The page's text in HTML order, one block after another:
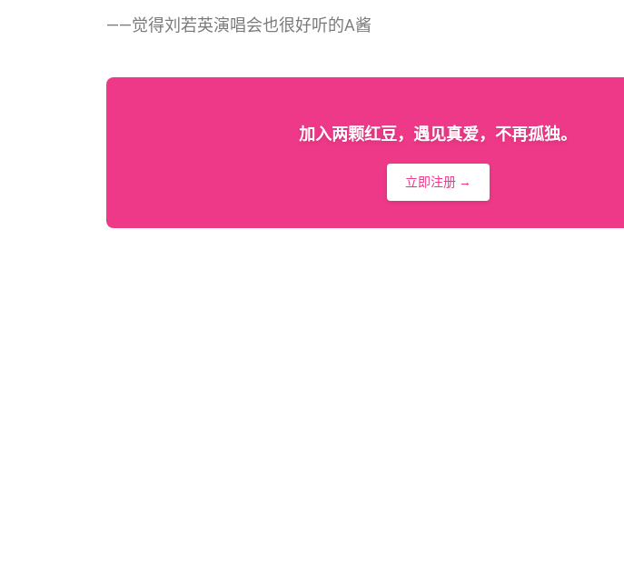
——觉得刘若英演唱会也很好听的A酱
加入两颗红豆，遇见真爱，不再孤独。
立即注册 →